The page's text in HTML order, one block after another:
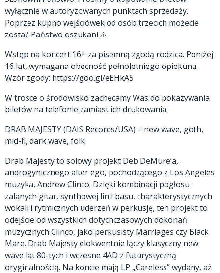
wyłącznie w autoryzowanych punktach sprzedaży.
Poprzez kupno wejściówek od osób trzecich możecie
zostać Państwo oszukani.⚠️
Wstęp na koncert 16+ za pisemną zgodą rodzica. Poniżej
16 lat, wymagana obecność pełnoletniego opiekuna.
Wzór zgody: https://goo.gl/eEHkA5
W trosce o środowisko zachęcamy Was do pokazywania
biletów na telefonie zamiast ich drukowania.
DRAB MAJESTY (DAIS Records/USA) – new wave, goth,
mid-fi, dark wave, folk
Drab Majesty to solowy projekt Deb DeMure’a,
androgynicznego alter ego, pochodzącego z Los Angeles
muzyka, Andrew Clinco. Dzięki kombinacji pogłosu
zalanych gitar, synthowej linii basu, charakterystycznych
wokali i rytmicznych uderzeń w perkusję, ten projekt to
odejście od wszystkich dotychczasowych dokonań
muzycznych Clinco, jako perkusisty Marriages czy Black
Mare. Drab Majesty elokwentnie łączy klasyczny new
wave lat 80-tych i wczesne 4AD z futurystyczną
oryginalnością. Na koncie mają LP „Careless” wydany, aż